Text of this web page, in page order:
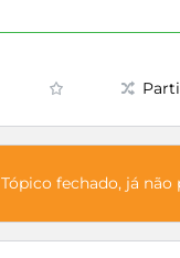
Tópico fechado, já